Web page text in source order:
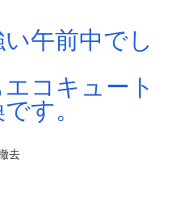
去
午前中でし
コキュート
す。